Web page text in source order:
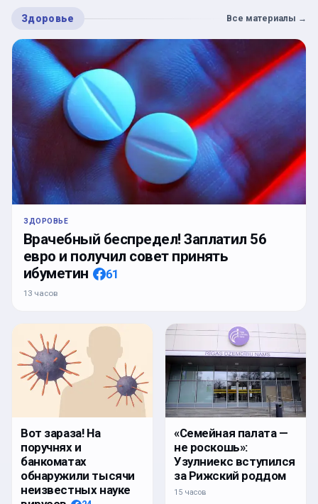
Здоровье Все материалы →
ЗДОРОВЬЕ
Врачебный беспредел! Заплатил 56
евро и получил совет принять
ибуметин
61
13 часов
Вот зараза! На
поручнях и
банкоматах
обнаружили тысячи
неизвестных науке
«Семейная палата —
не роскошь»:
Узулниекс вступился
за Рижский роддом
15 часов